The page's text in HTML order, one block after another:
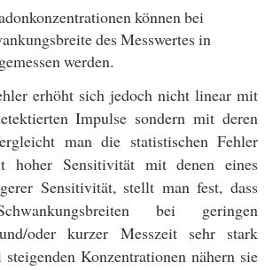
können bei
des Messwertes in
werden.
erhöht sich jedoch nicht linear mit
Impulse sondern mit deren
man die statistischen Fehler
hoher Sensitivität mit denen eines
Sensitivität, stellt man fest, dass
bei geringen
oder kurzer Messzeit sehr stark
Konzentrationen nähern sie